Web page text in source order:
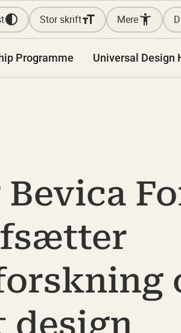
Stor skrift Mere
Programme Universal Design
design